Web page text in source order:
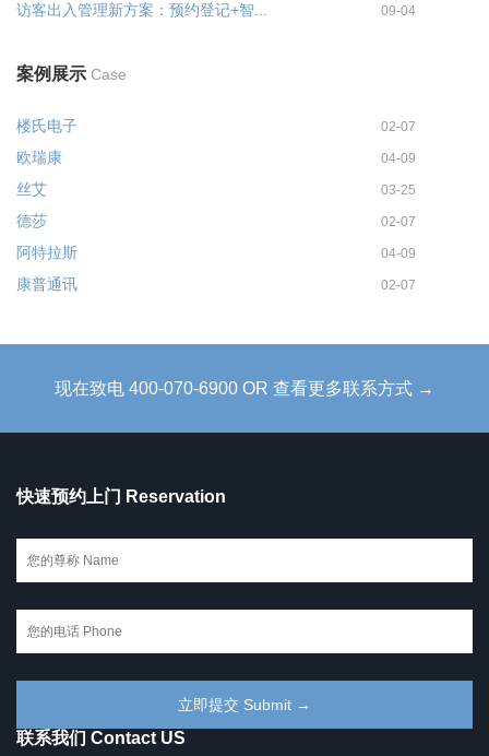
访客出入管理新方案：预约登记+智... 09-04
案例展示 Case
楼氏电子 02-07
欧瑞康 04-09
丝艾 03-25
德莎 02-07
阿特拉斯 04-09
康普通讯 02-07
现在致电 400-070-6900 OR 查看更多联系方式 →
快速预约上门 Reservation
联系我们 Contact US